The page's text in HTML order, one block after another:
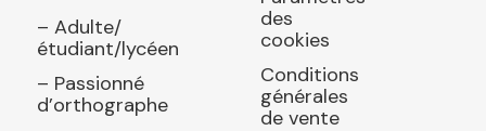
– Adulte/
étudiant/lycéen
– Passionné
d’orthographe
des
cookies
Conditions
générales
de vente